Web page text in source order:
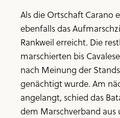
Als die Ortschaft Carano
ebenfalls das
Rankweil erreicht. Die
marschierten bis
nach Meinung der
genächtigt wurde. Am
angelangt, schied das
dem Marschverband aus